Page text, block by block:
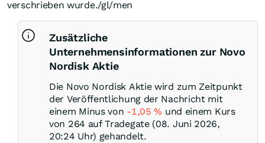
verschrieben wurde./gl/men
Zusätzliche
Unternehmensinformationen zur Novo
Nordisk Aktie
Die Novo Nordisk Aktie wird zum Zeitpunkt
der Veröffentlichung der Nachricht mit
einem Minus von -1,05% und einem Kurs
von 264 auf Tradegate (08. Juni 2026,
20:24 Uhr) gehandelt.